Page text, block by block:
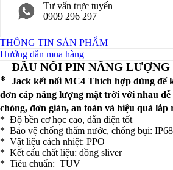
Tư vấn trực tuyến
0909 296 297
THÔNG TIN SẢN PHẨM
Hướng dẫn mua hàng
ĐẦU NỐI PIN NĂNG
* Jack kết nối MC4 Thích hợp dùng để
đơn cáp năng lượng mặt trời với nhau dễ
chóng, đơn giản, an toàn và hiệu quả lắp
* Độ bền cơ học cao, dẫn điện tốt
* Bảo vệ chống thấm nước, chống bụi: IP68
* Vật liệu cách nhiệt: PPO
* Kết cấu chất liệu: đồng sliver
* Tiêu chuẩn: TUV